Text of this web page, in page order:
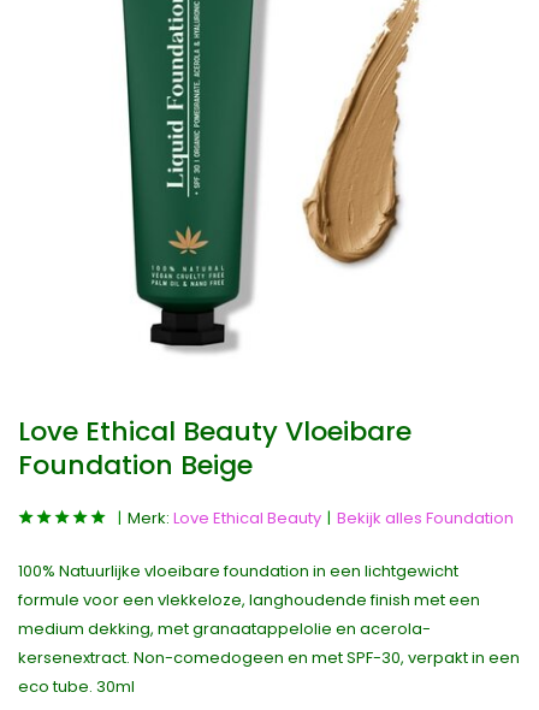
Love Ethical Beauty Vloeibare
Foundation Beige
Merk: Love Ethical Beauty Bekijk alles Foundation
100% Natuurlijke vloeibare foundation in een lichtgewicht
formule voor een vlekkeloze, langhoudende finish met een
medium dekking, met granaatappelolie en acerola-
kersenextract. Non-comedogeen en met SPF-30, verpakt in een
eco tube. 30ml